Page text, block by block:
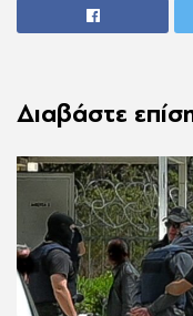
Διαβάστε